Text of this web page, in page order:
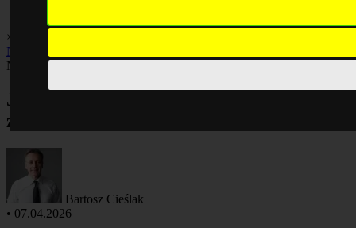
×
Nieruchomości
Nieruchomości
Jak zabezpieczyć dom w budowie przed
zimą efektywnie
Bartosz Cieślak
• 07.04.2026